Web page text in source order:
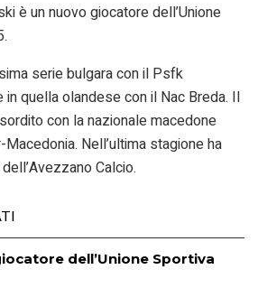
è un nuovo giocatore dell’Unione
serie bulgara con il Psfk
in quella olandese con il Nac Breda. Il
con la nazionale macedone
Macedonia. Nell’ultima stagione ha
Calcio.
dell’Unione Sportiva